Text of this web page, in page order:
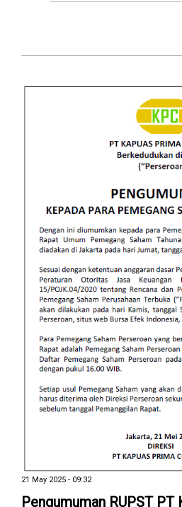
21 May 2025 - 09:32
Pengumuman RUPST PT